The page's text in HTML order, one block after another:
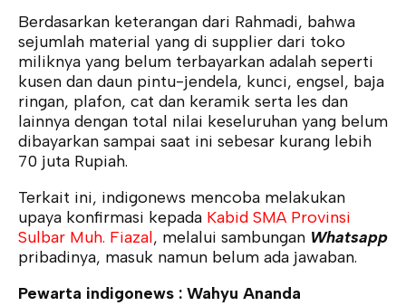
Berdasarkan keterangan dari Rahmadi, bahwa
sejumlah material yang di supplier dari toko
miliknya yang belum terbayarkan adalah seperti
kusen dan daun pintu-jendela, kunci, engsel, baja
ringan, plafon, cat dan keramik serta les dan
lainnya dengan total nilai keseluruhan yang belum
dibayarkan sampai saat ini sebesar kurang lebih
70 juta Rupiah.
Terkait ini, indigonews mencoba melakukan
upaya konfirmasi kepada Kabid SMA Provinsi
Sulbar Muh. Fiazal, melalui sambungan Whatsapp
pribadinya, masuk namun belum ada jawaban.
Pewarta indigonews : Wahyu Ananda